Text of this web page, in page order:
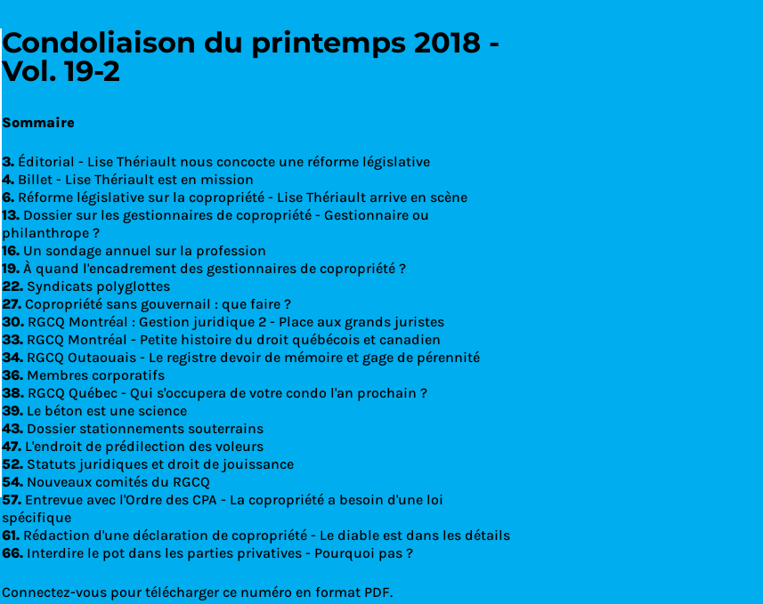
Condoliaison du printemps 2018 -
Vol. 19-2
Sommaire
3.Éditorial - Lise Thériault nous concocte une réforme législative
4.Billet - Lise Thériault est en mission
6.Réforme législative sur la copropriété - Lise Thériault arrive en scène
13.Dossier sur les gestionnaires de copropriété - Gestionnaire ou
philanthrope ?
16.Un sondage annuel sur la profession
19.À quand l'encadrement des gestionnaires de copropriété ?
22.Syndicats polyglottes
27.Copropriété sans gouvernail : que faire ?
30.RGCQ Montréal : Gestion juridique 2 - Place aux grands juristes
33.RGCQ Montréal - Petite histoire du droit québécois et canadien
34.RGCQ Outaouais - Le registre devoir de mémoire et gage de pérennité
36.Membres corporatifs
38.RGCQ Québec - Qui s'occupera de votre condo l'an prochain ?
39.Le béton est une science
43.Dossier stationnements souterrains
47.L'endroit de prédilection des voleurs
52.Statuts juridiques et droit de jouissance
54.Nouveaux comités du RGCQ
57.Entrevue avec l'Ordre des CPA - La copropriété a besoin d'une loi
spécifique
61.Rédaction d'une déclaration de copropriété - Le diable est dans les détails
66.Interdire le pot dans les parties privatives - Pourquoi pas ?
Connectez-vous pour télécharger ce numéro en format PDF.